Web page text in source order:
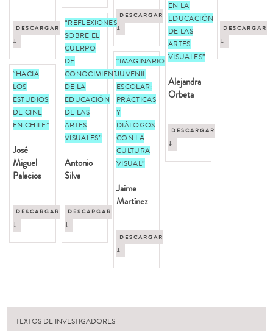
DESCARGAR
↓
DESCARGAR
↓
DESCARGAR
↓
EN LA
EDUCACIÓN
DE LAS
ARTES
VISUALES”
Alejandra
Orbeta
DESCARGAR
↓
“REFLEXIONES
SOBRE EL
CUERPO
DE
CONOCIMIENTO
DE LA
EDUCACIÓN
DE LAS
ARTES
VISUALES”
Antonio
Silva
DESCARGAR
↓
“IMAGINARIO
JUVENIL
ESCOLAR:
PRÁCTICAS
Y
DIÁLOGOS
CON LA
CULTURA
VISUAL”
Jaime
Martínez
DESCARGAR
↓
“HACIA
LOS
ESTUDIOS
DE CINE
EN CHILE”
José
Miguel
Palacios
DESCARGAR
↓
TEXTOS DE INVESTIGADORES